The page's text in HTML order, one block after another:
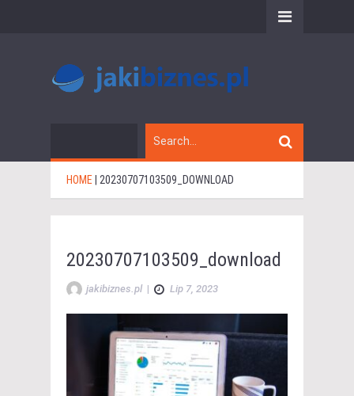
HOME 20230707103509_DOWNLOAD
20230707103509_download
jakibiznes.pl | Lip 7, 2023